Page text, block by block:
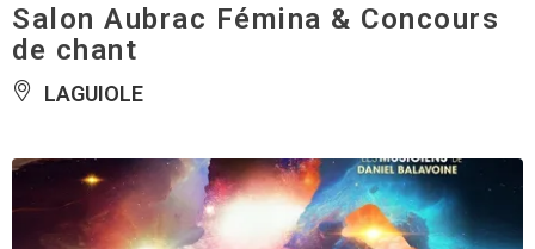
Salon Aubrac Fémina & Concours
de chant
LAGUIOLE